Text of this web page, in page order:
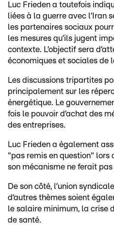
Luc Frieden a toutefois
liées à la guerre avec l’Iran
les partenaires sociaux
les mesures qu’ils jugent
contexte. L’objectif sera
économiques et sociales de
Les discussions tripartites
principalement sur les
énergétique. Le
fois le pouvoir d’achat des
des entreprises.
Luc Frieden a également
"pas remis en question"
son mécanisme ne ferait
De son côté, l’union
d’autres thèmes soient
le salaire minimum, la crise
de santé.